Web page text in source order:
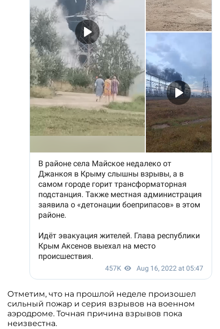
Отметим, что на прошлой неделе произошел
сильный пожар и серия взрывов на военном
аэродроме. Точная причина взрывов пока
неизвестна.